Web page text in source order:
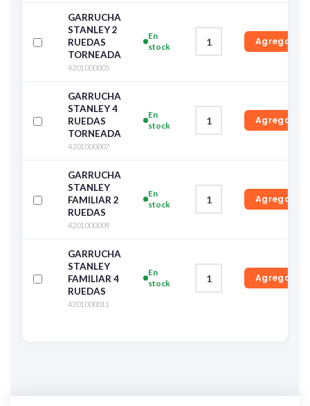
GARRUCHA
STANLEY 2
RUEDAS
TORNEADA
4201000005
En
stock
Agregar
GARRUCHA
STANLEY 4
RUEDAS
TORNEADA
4201000007
En
stock
Agregar
GARRUCHA
STANLEY
FAMILIAR 2
RUEDAS
4201000009
En
stock
Agregar
GARRUCHA
STANLEY
FAMILIAR 4
RUEDAS
4201000011
En
stock
Agregar